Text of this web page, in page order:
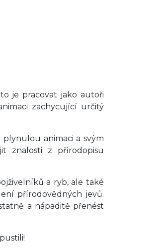
je pracovat jako autoři
zachycující určitý
plynulou animaci a svým
znalosti z přírodopisu
a ryb, ale také
přírodovědných jevů.
a nápaditě přenést